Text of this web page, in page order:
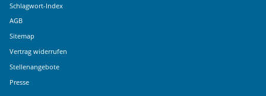
Schlagwort-Index
AGB
Sitemap
Vertrag widerrufen
Stellenangebote
Presse